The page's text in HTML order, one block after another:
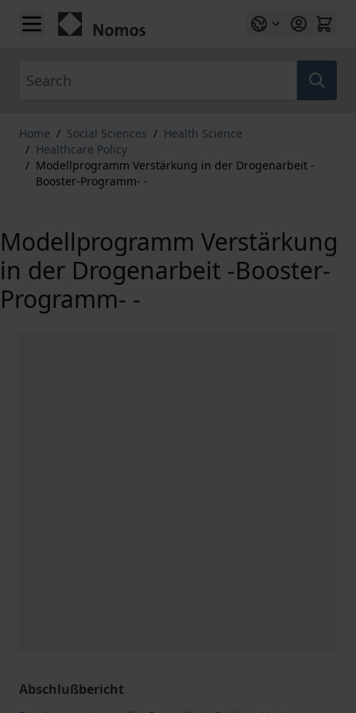
Skip to Content
Home / Social Sciences / Health Science
/ Healthcare Policy
/ Modellprogramm Verstärkung in der Drogenarbeit -
Booster-Programm- -
Modellprogramm Verstärkung
in der Drogenarbeit -Booster-
Programm- -
Abschlußbericht